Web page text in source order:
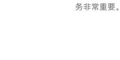
务非常重要。